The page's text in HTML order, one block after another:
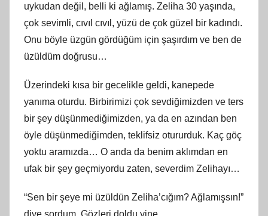
uykudan değil, belli ki ağlamış. Zeliha 30 yaşında,
çok sevimli, cıvıl cıvıl, yüzü de çok güzel bir kadındı.
Onu böyle üzgün gördüğüm için şaşırdım ve ben de
üzüldüm doğrusu…
Üzerindeki kısa bir gecelikle geldi, kanepede
yanıma oturdu. Birbirimizi çok sevdiğimizden ve ters
bir şey düşünmediğimizden, ya da en azından ben
öyle düşünmediğimden, teklifsiz otururduk. Kaç göç
yoktu aramızda… O anda da benim aklımdan en
ufak bir şey geçmiyordu zaten, severdim Zelihayı…
“Sen bir şeye mi üzüldün Zeliha’cığım? Ağlamışsın!”
diye sordum. Gözleri doldu yine.